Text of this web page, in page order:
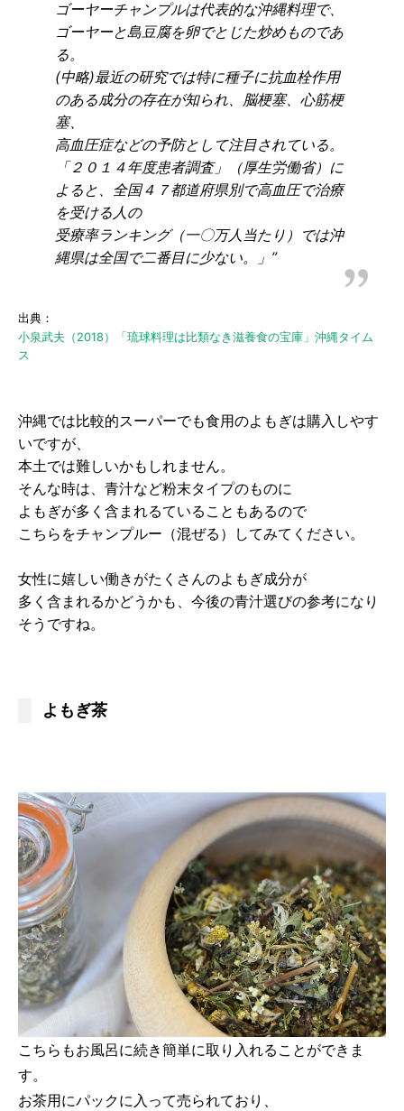
ゴーヤーチャンプルは代表的な沖縄料理で、
ゴーヤーと島豆腐を卵でとじた炒めものであ
る。
(中略)最近の研究では特に種子に抗血栓作用
のある成分の存在が知られ、脳梗塞、心筋梗
塞、
高血圧症などの予防として注目されている。
「２０１４年度患者調査」（厚生労働省）に
よると、全国４７都道府県別で高血圧で治療
を受ける人の
受療率ランキング（一〇万人当たり）では沖
縄県は全国で二番目に少ない。」”
出典：
小泉武夫（2018）「琉球料理は比類なき滋養食の宝庫」沖縄タイム
ス
沖縄では比較的スーパーでも食用のよもぎは購入しやす
いですが、
本土では難しいかもしれません。
そんな時は、青汁など粉末タイプのものに
よもぎが多く含まれるていることもあるので
こちらをチャンプルー（混ぜる）してみてください。
女性に嬉しい働きがたくさんのよもぎ成分が
多く含まれるかどうかも、今後の青汁選びの参考になり
そうですね。
よもぎ茶
こちらもお風呂に続き簡単に取り入れることができま
す。
お茶用にパックに入って売られており、